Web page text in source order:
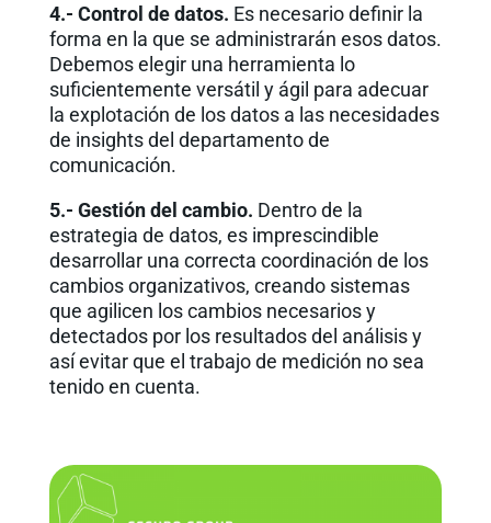
4.- Control de datos. Es necesario definir la
forma en la que se administrarán esos datos.
Debemos elegir una herramienta lo
suficientemente versátil y ágil para adecuar
la explotación de los datos a las necesidades
de insights del departamento de
comunicación.
5.- Gestión del cambio. Dentro de la
estrategia de datos, es imprescindible
desarrollar una correcta coordinación de los
cambios organizativos, creando sistemas
que agilicen los cambios necesarios y
detectados por los resultados del análisis y
así evitar que el trabajo de medición no sea
tenido en cuenta.